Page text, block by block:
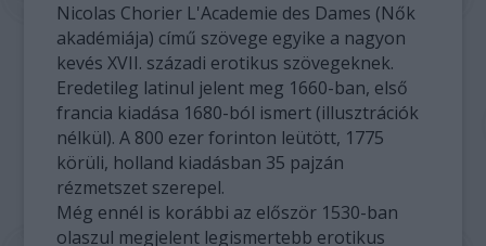
Nicolas Chorier L'Academie des Dames (Nők
akadémiája) című szövege egyike a nagyon
kevés XVII. századi erotikus szövegeknek.
Eredetileg latinul jelent meg 1660-ban, első
francia kiadása 1680-ból ismert (illusztrációk
nélkül). A 800 ezer forinton leütött, 1775
körüli, holland kiadásban 35 pajzán
rézmetszet szerepel.
Még ennél is korábbi az először 1530-ban
olaszul megjelent legismertebb erotikus